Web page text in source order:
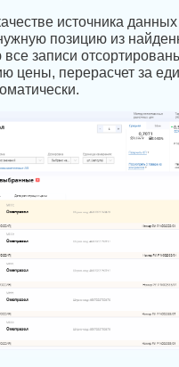
источника
позицию из
записи
цены, перерасчет за